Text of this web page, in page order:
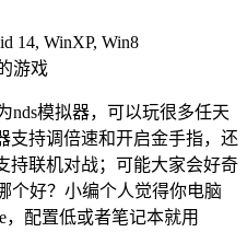
14, WinXP, Win8
游戏
nds模拟器，可以玩很多任天
支持调倍速和开启金手指，还
持联机对战；可能大家会好奇
个好？小编个人觉得你电脑
，配置低或者笔记本就用